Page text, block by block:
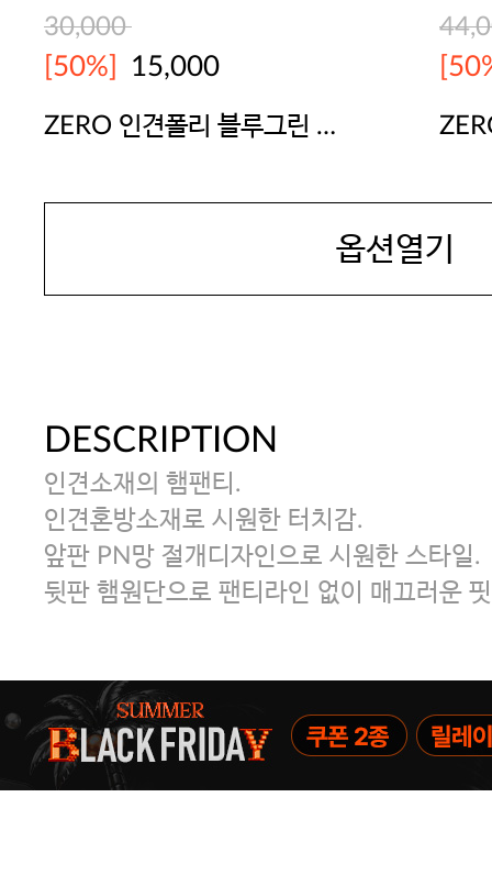
30,000
[50%] 15,000
ZERO 인견폴리 블루그린 인
옵션열기
DESCRIPTION
인견소재의 햄팬티.
인견혼방소재로 시원한 터치감.
앞판 PN망 절개디자인으로 시원한 스타일.
뒷판 햄원단으로 팬티라인 없이 매끄러운